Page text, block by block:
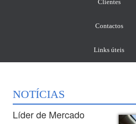
Clientes
Contactos
Links úteis
NOTÍCIAS
Líder de Mercado